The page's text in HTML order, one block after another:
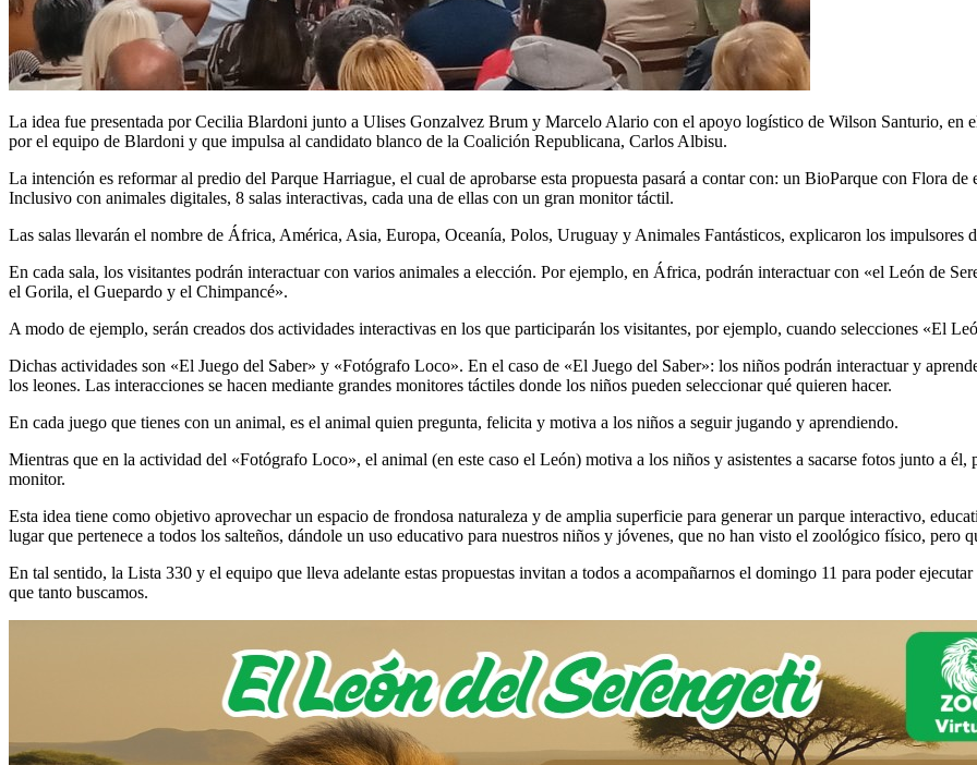
La idea fue presentada por Cecilia Blardoni junto a Ulises Gonzalvez Brum y Marcelo Alario con el apoyo logístico de Wilson Santurio, en
por el equipo de Blardoni y que impulsa al candidato blanco de la Coalición Republicana, Carlos Albisu.
La intención es reformar al predio del Parque Harriague, el cual de aprobarse esta propuesta pasará a contar con: un BioParque con Flora
Inclusivo con animales digitales, 8 salas interactivas, cada una de ellas con un gran monitor táctil.
Las salas llevarán el nombre de África, América, Asia, Europa, Oceanía, Polos, Uruguay y Animales Fantásticos, explicaron los impulsores
En cada sala, los visitantes podrán interactuar con varios animales a elección. Por ejemplo, en África, podrán interactuar con «el León de
el Gorila, el Guepardo y el Chimpancé».
A modo de ejemplo, serán creados dos actividades interactivas en los que participarán los visitantes, por ejemplo, cuando selecciones «El
Dichas actividades son «El Juego del Saber» y «Fotógrafo Loco». En el caso de «El Juego del Saber»: los niños podrán interactuar y
los leones. Las interacciones se hacen mediante grandes monitores táctiles donde los niños pueden seleccionar qué quieren hacer.
En cada juego que tienes con un animal, es el animal quien pregunta, felicita y motiva a los niños a seguir jugando y aprendiendo.
Mientras que en la actividad del «Fotógrafo Loco», el animal (en este caso el León) motiva a los niños y asistentes a sacarse fotos junto a
monitor.
Esta idea tiene como objetivo aprovechar un espacio de frondosa naturaleza y de amplia superficie para generar un parque interactivo,
lugar que pertenece a todos los salteños, dándole un uso educativo para nuestros niños y jóvenes, que no han visto el zoológico físico, pero
En tal sentido, la Lista 330 y el equipo que lleva adelante estas propuestas invitan a todos a acompañarnos el domingo 11 para poder
que tanto buscamos.